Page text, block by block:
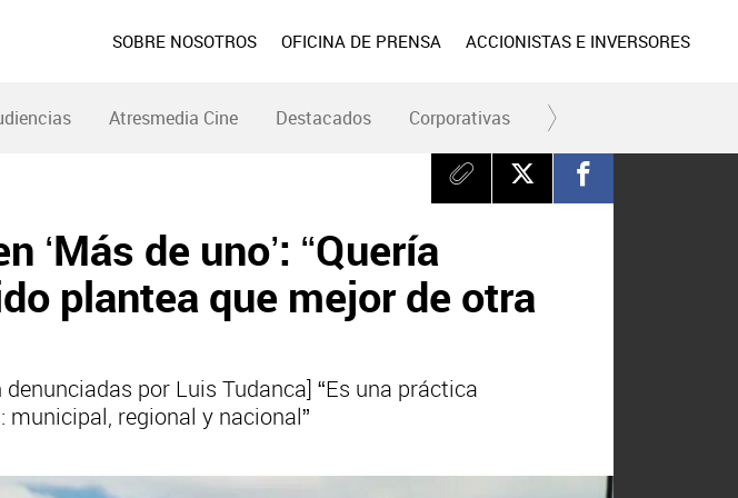
SOBRE NOSOTROS OFICINA DE PRENSA ACCIONISTAS E INVERSORES
Atresmedia Cine Destacados Corporativas RC y Fundación
de uno’: “Quería
plantea que mejor de otra
por Luis Tudanca] “Es una práctica
regional y nacional”